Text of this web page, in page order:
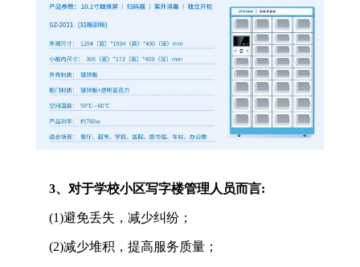
3、对于学校小区写字楼管理人员而言:
(1)避免丢失，减少纠纷；
(2)减少堆积，提高服务质量；